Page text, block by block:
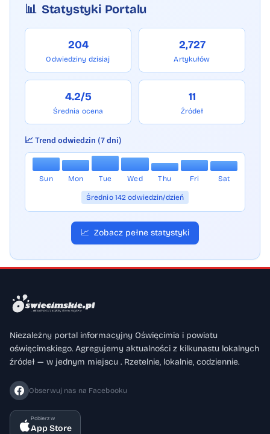
widzą najlepiej, bo mijają je codziennie
Osoby, które chcą włączyć się
w reaktywację rady, mogą zadzwonić lub
napisać pod numer 796 181 209. Inicjatorzy
zachęcają, aby nie czekać, aż ktoś inny
zajmie się sprawami osiedla.
📊 Statystyki Portalu
204
Odwiedziny dzisiaj
2,727
Artykułów
4.2/5
Średnia ocena
11
Źródeł
📈 Trend odwiedzin (7 dni)
Sun Mon Tue Wed Thu Fri Sat
Średnio 142 odwiedzin/dzień
📈 Zobacz pełne statystyki
Niezależny portal informacyjny Oświęcimia i powiatu
oświęcimskiego. Agregujemy aktualności z kilkunastu lokalnych
źródeł — w jednym miejscu . Rzetelnie, lokalnie, codziennie.
Obserwuj nas na Facebooku
Pobierz w
App Store